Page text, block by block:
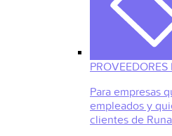
Para empresas
empleados y
clientes de